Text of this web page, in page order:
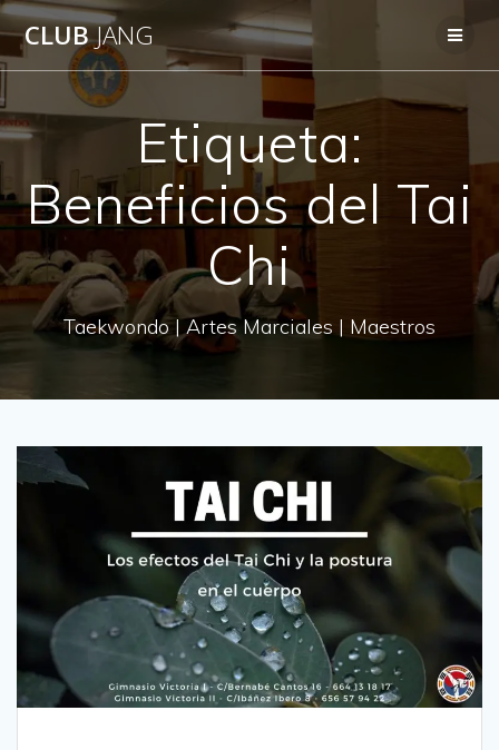
Saltar
al
contenido
CLUBJANG
Etiqueta:
Beneficios del Tai
Chi
Taekwondo | Artes Marciales | Maestros